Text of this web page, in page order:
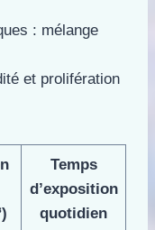
: mélange
et prolifération
Temps
d’exposition
quotidien